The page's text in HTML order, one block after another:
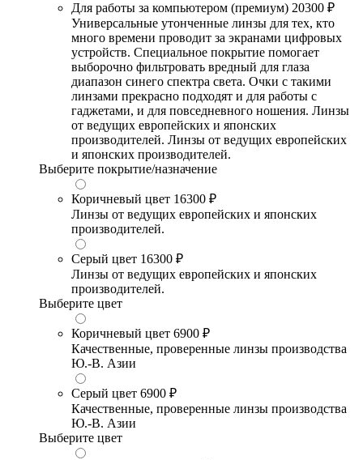
Для работы за компьютером (премиум) 20300 ₽
Универсальные утонченные линзы для тех, кто
много времени проводит за экранами цифровых
устройств. Специальное покрытие помогает
выборочно фильтровать вредный для глаза
диапазон синего спектра света. Очки с такими
линзами прекрасно подходят и для работы с
гаджетами, и для повседневного ношения. Линзы
от ведущих европейских и японских
производителей. Линзы от ведущих европейских
и японских производителей.
Выберите покрытие/назначение
Коричневый цвет 16300 ₽
Линзы от ведущих европейских и японских
производителей.
Серый цвет 16300 ₽
Линзы от ведущих европейских и японских
производителей.
Выберите цвет
Коричневый цвет 6900 ₽
Качественные, проверенные линзы производства
Ю.-В. Азии
Серый цвет 6900 ₽
Качественные, проверенные линзы производства
Ю.-В. Азии
Выберите цвет